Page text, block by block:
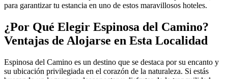
para garantizar tu estancia en uno de estos maravillosos hoteles.
¿Por Qué Elegir Espinosa del Camino?
Ventajas de Alojarse en Esta Localidad
Espinosa del Camino es un destino que se destaca por su encanto y
su ubicación privilegiada en el corazón de la naturaleza. Si estás